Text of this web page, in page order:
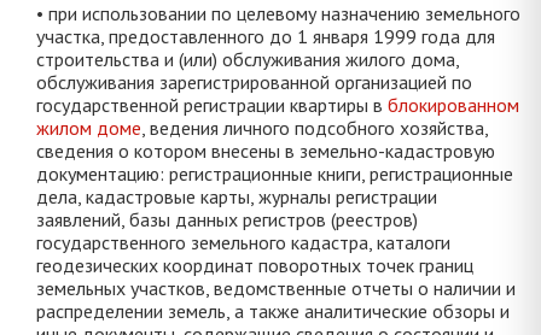
• при использовании по целевому назначению земельного
участка, предоставленного до 1 января 1999 года для
строительства и (или) обслуживания жилого дома,
обслуживания зарегистрированной организацией по
государственной регистрации квартиры в блокированном
жилом доме, ведения личного подсобного хозяйства,
сведения о котором внесены в земельно-кадастровую
документацию: регистрационные книги, регистрационные
дела, кадастровые карты, журналы регистрации
заявлений, базы данных регистров (реестров)
государственного земельного кадастра, каталоги
геодезических координат поворотных точек границ
земельных участков, ведомственные отчеты о наличии и
распределении земель, а также аналитические обзоры и